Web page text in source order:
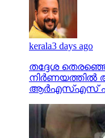
kerala3 days ago
തദ്ദേശ
നിര്‍ണയത്തില്‍
ആര്‍എസ്എസ്